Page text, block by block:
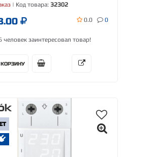
| Код товара: 32302
0.0 0
человек заинтересовал товар!